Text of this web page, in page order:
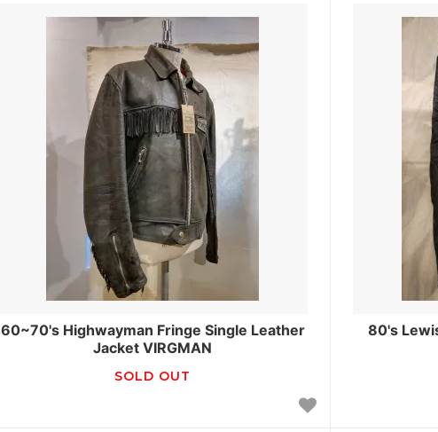
60~70's Highwayman Fringe Single Leather
Jacket VIRGMAN
SOLD OUT
80's